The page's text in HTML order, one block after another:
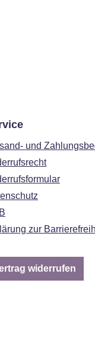
und
zur
widerrufen